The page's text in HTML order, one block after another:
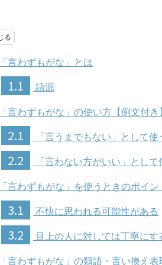
「言わずもがな」とは
1.1 語源
「言わずもがな」の使い方【例文付き
2.1 「言うまでもない」として使
2.2 「言わない方がいい」として
「言わずもがな」を使うときのポイン
3.1 不快に思われる可能性がある
3.2 目上の人に対しては丁寧にす
「言わずもがな」の類語・言い換え表